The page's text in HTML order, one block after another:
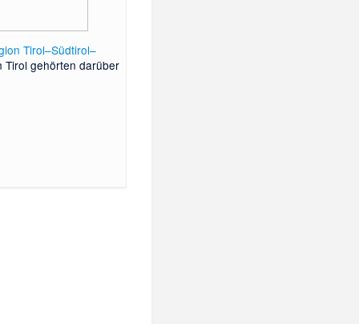
Tirol–Südtirol–
Tirol gehörten darüber